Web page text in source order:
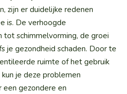
zijn er duidelijke redenen
is. De verhoogde
tot schimmelvorming, de groei
je gezondheid schaden. Door te
ruimte of het gebruik
je deze problemen
een gezondere en